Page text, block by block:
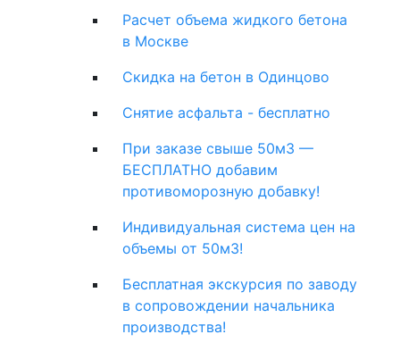
Расчет объема жидкого бетона
в Москве
Скидка на бетон в Одинцово
Снятие асфальта - бесплатно
При заказе свыше 50м3 —
БЕСПЛАТНО добавим
противоморозную добавку!
Индивидуальная система цен на
объемы от 50м3!
Бесплатная экскурсия по заводу
в сопровождении начальника
производства!